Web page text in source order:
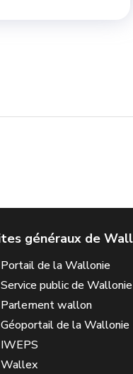
Portail de la Wallonie
Service public de Wallonie
Parlement wallon
Géoportail de la Wallonie
IWEPS
Wallex